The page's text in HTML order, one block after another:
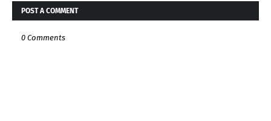
POST A COMMENT
0 Comments